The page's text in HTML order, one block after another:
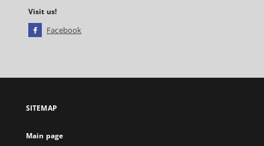
Visit us!
Facebook
open
new
SITEMAP
Main page